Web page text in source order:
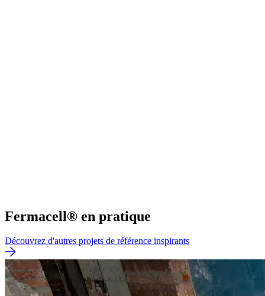
Fermacell® en pratique
Découvrez d'autres projets de référence inspirants